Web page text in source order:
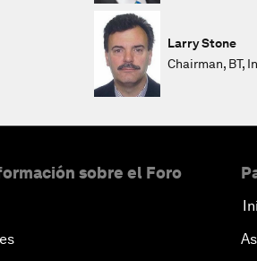
Larry Stone
Chairman, BT,
sobre el Foro